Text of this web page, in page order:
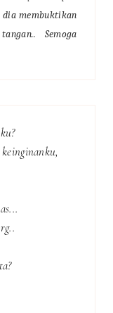
dia membuktikan
Semoga